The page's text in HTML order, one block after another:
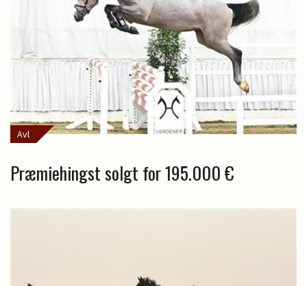
Avl
Præmiehingst solgt for 195.000 €